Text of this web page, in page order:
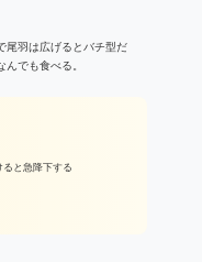
尾羽は広げるとバチ型だ
でも食べる。
と急降下する